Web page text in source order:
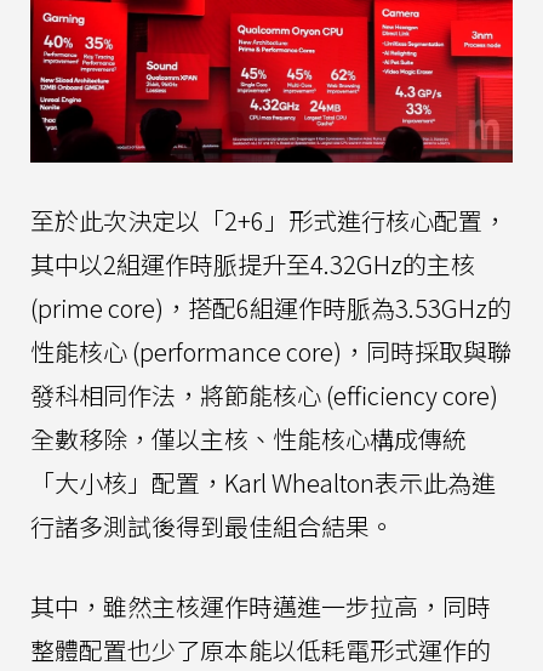
至於此次決定以「2+6」形式進行核心配置，
其中以2組運作時脈提升至4.32GHz的主核
(prime core)，搭配6組運作時脈為3.53GHz的
性能核心 (performance core)，同時採取與聯
發科相同作法，將節能核心 (efficiency core)
全數移除，僅以主核、性能核心構成傳統
「大小核」配置，Karl Whealton表示此為進
行諸多測試後得到最佳組合結果。
其中，雖然主核運作時邁進一步拉高，同時
整體配置也少了原本能以低耗電形式運作的